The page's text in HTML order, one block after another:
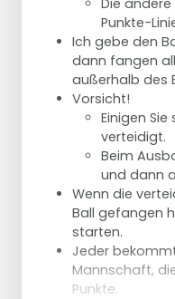
paar Schritte
Der
HINWEIS: Der
Übung
Nach ein paar
und Verteidiger
Form des Spiels
Dasselbe Paar,
(Verteidiger an
Mitte)
Wenn der
Angreifer, den
Punkte-
Ich gebe den
dann fangen
außerhalb des
Vorsicht!
Einigen
verteidigt.
Beim
und dann
Wenn die
Ball gefangen
starten.
Jeder
Mannschaft,
Punkte.